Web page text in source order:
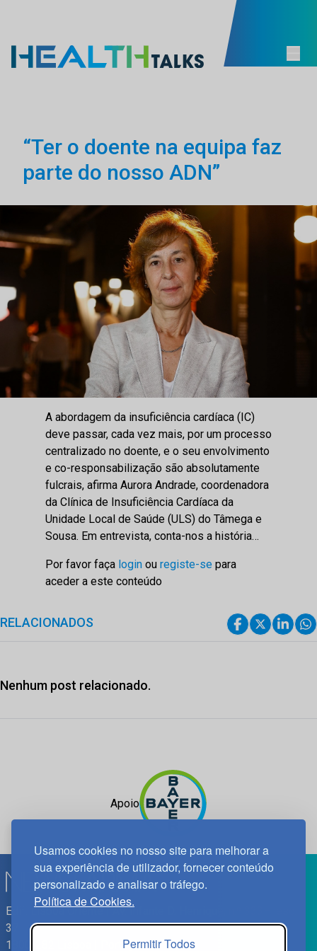
Usamos cookies no nosso site para melhorar a
sua experiência de utilizador, fornecer conteúdo
personalizado e analisar o tráfego.
Política de Cookies.
Permitir Todos
“Ter o doente na equipa faz
parte do nosso ADN”
A abordagem da insuficiência cardíaca (IC)
deve passar, cada vez mais, por um processo
centralizado no doente, e o seu envolvimento
e co-responsabilização são absolutamente
fulcrais, afirma Aurora Andrade, coordenadora
da Clínica de Insuficiência Cardíaca da
Unidade Local de Saúde (ULS) do Tâmega e
Sousa. Em entrevista, conta-nos a história…
Por favor faça login ou registe-se para
aceder a este conteúdo
RELACIONADOS
Nenhum post relacionado.
Apoio
Edif. Lisboa Oriente | Av. Infante D. Henrique, n.º 333H, esc.
37
1800-282 Lisboa | Portugal